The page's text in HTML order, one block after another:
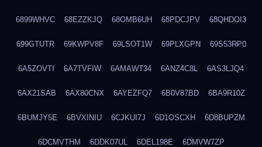
6899WHVC 68EZZKJQ 68OMB6UH 68PDCJPV 68QHDOI3
699GTUTR 69KWPV8F 69LSOT1W 69PLXGPN 69S53RP0
6A5ZOVTI 6A7TVFIW 6AMAWT34 6ANZ4C8L 6AS3LJQ4
6AX21SAB 6AX80CNX 6AYEZFQ7 6B0V87BD 6BA9R10Z
6BUMJY5E 6BVXINIU 6CJKUI7J 6D1OSCXH 6D8BUPZM
6DCMVTHM 6DDK07UL 6DEL198E 6DMVW7ZP